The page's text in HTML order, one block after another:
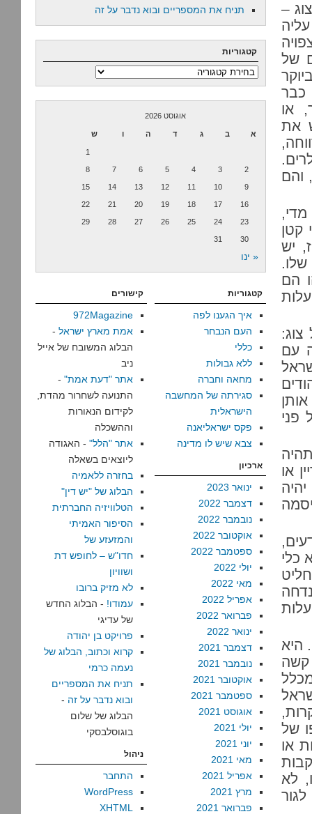
–
של
כבר
או
את
דולרים.
והם
קטן
יש
הם
עם
פני
או
כלי
היא
קשה
לרחוב – אנחנו מדברים על 14% מכלל
של
או
לא
תניח את המספריים ובוא נדבר על זה
קטגוריות
קטגוריות
אוגוסט 2026
א ב ג ד ה ו ש
1
2
3
4
5
6
7
8
9
10
11
12
13
14
15
16
17
18
19
20
21
22
23
24
25
26
27
28
29
30
31
« ינו
קטגוריות
איך הגענו לפה
העם הנבחר
כללי
ללא גבולות
מחאה וחברה
סגירתה של המחשבה
הישראלית
פקס ישראליאנה
צבא שיש לו מדינה
ארכיון
ינואר 2023
דצמבר 2022
נובמבר 2022
אוקטובר 2022
ספטמבר 2022
יולי 2022
מאי 2022
אפריל 2022
פברואר 2022
ינואר 2022
דצמבר 2021
נובמבר 2021
אוקטובר 2021
ספטמבר 2021
אוגוסט 2021
יולי 2021
יוני 2021
מאי 2021
אפריל 2021
מרץ 2021
פברואר 2021
קישורים
972Magazine
אמת מארץ ישראל -
הבלוג המשובח של אייל
ניב
אתר "דעת אמת" -
התנועה לשחרור מהדת,
לקידום הנאורות
וההשכלה
אתר "הלל" - האגודה
ליוצאים בשאלה
בחזרה ללאמיה
הבלוג של "יש דין"
הטלוויזיה החברתית
הסיפור האמיתי
והמזעזע של
חדו"ש – לחופש דת
ושוויון
לא מזיק ברובו
עמודו! - הבלוג החדש
של עדיגי
פרויקט בן יהודה
קרוא וכתוב, הבלוג של
נעמה כרמי
תניח את המספריים
ובוא נדבר על זה -
הבלוג של שלום
בוגוסלבסקי
ניהול
התחבר
WordPress
XHTML